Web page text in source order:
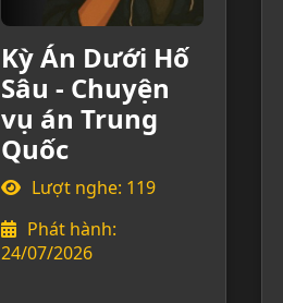
Kỳ Án Dưới Hố
Sâu - Chuyện
vụ án Trung
Quốc
Lượt nghe: 119
Phát hành:
24/07/2026